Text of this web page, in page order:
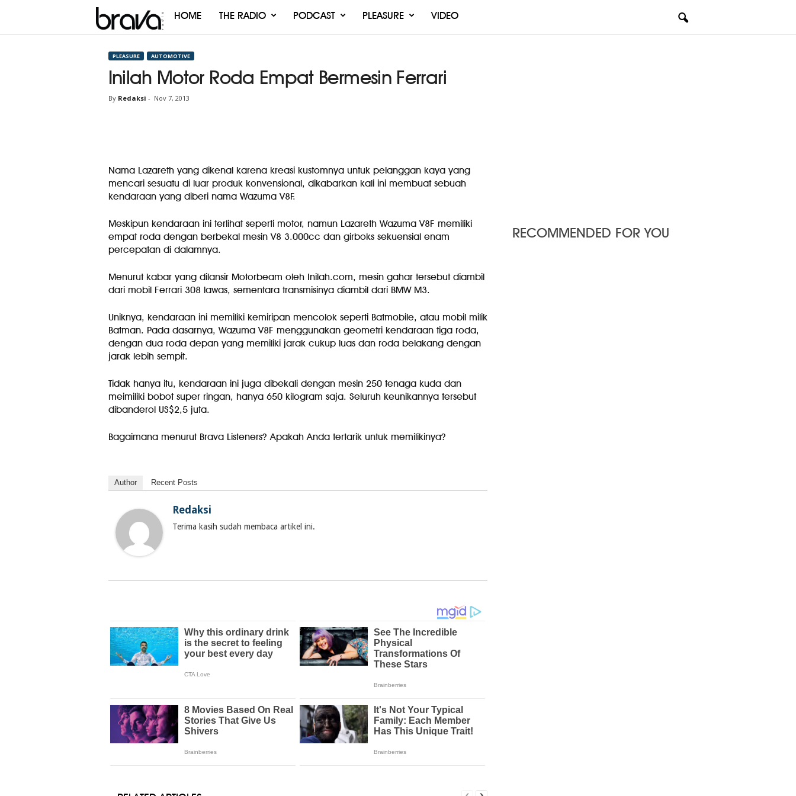
Brava
HOME THE RADIO PODCAST PLEASURE VIDEO
PLEASURE AUTOMOTIVE
Inilah Motor Roda Empat Bermesin Ferrari
By Redaksi - Nov 7, 2013
Nama Lazareth yang dikenal karena kreasi kustomnya untuk pelanggan kaya yang
mencari sesuatu di luar produk konvensional, dikabarkan kali ini membuat sebuah
kendaraan yang diberi nama Wazuma V8F.
Meskipun kendaraan ini terlihat seperti motor, namun Lazareth Wazuma V8F memiliki
empat roda dengan berbekal mesin V8 3.000cc dan girboks sekuensial enam
percepatan di dalamnya.
Menurut kabar yang dilansir Motorbeam oleh Inilah.com, mesin gahar tersebut diambil
dari mobil Ferrari 308 lawas, sementara transmisinya diambil dari BMW M3.
Uniknya, kendaraan ini memiliki kemiripan mencolok seperti Batmobile, atau mobil milik
Batman. Pada dasarnya, Wazuma V8F menggunakan geometri kendaraan tiga roda,
dengan dua roda depan yang memiliki jarak cukup luas dan roda belakang dengan
jarak lebih sempit.
Tidak hanya itu, kendaraan ini juga dibekali dengan mesin 250 tenaga kuda dan
meimiliki bobot super ringan, hanya 650 kilogram saja. Seluruh keunikannya tersebut
dibanderol US$2,5 juta.
Bagaimana menurut Brava Listeners? Apakah Anda tertarik untuk memilikinya?
Author Recent Posts
Redaksi
Terima kasih sudah membaca artikel ini.
RECOMMENDED FOR YOU